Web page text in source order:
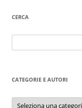
CERCA
per:
CATEGORIE E AUTORI
Categorie